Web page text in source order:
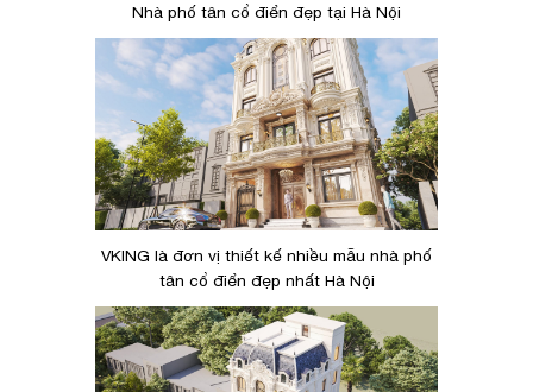
Nhà phố tân cổ điển đẹp tại Hà Nội
VKING là đơn vị thiết kế nhiều mẫu nhà phố
tân cổ điển đẹp nhất Hà Nội